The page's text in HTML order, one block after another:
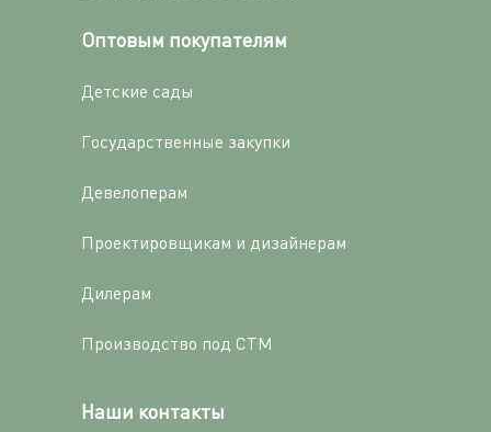
Оптовым покупателям
Детские сады
Государственные закупки
Девелоперам
Проектировщикам и дизайнерам
Дилерам
Производство под СТМ
Наши контакты